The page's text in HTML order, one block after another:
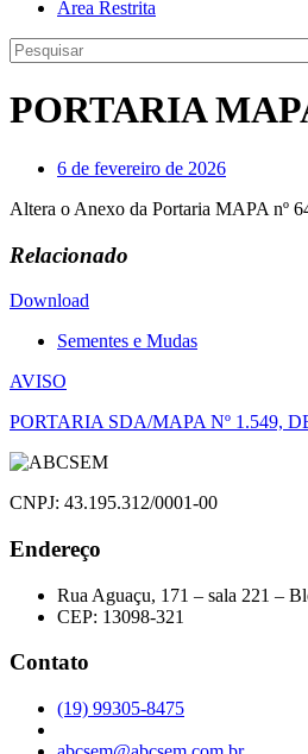
Área Restrita
PORTARIA
6 de fevereiro de 2026
Altera o Anexo da Portaria MAPA nº
Relacionado
Download
Sementes e Mudas
Navegação
de
Post
AVISO
PORTARIA SDA/MAPA Nº 1.549,
CNPJ: 43.195.312/0001-00
Endereço
Rua Aguaçu, 171 – sala 221 –
CEP: 13098-321
Contato
(19) 99305-8475